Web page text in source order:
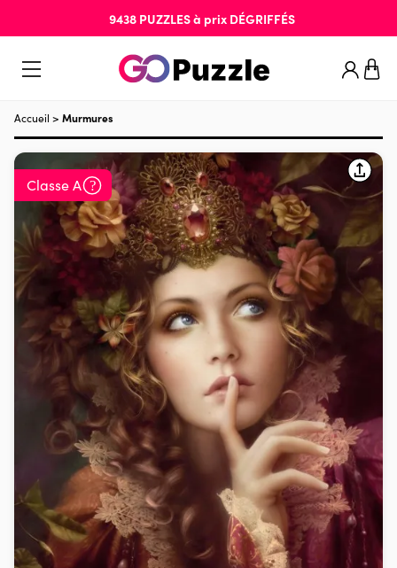
9438 PUZZLESà prix DÉGRIFFÉS
Accueil > Murmures
Classe A